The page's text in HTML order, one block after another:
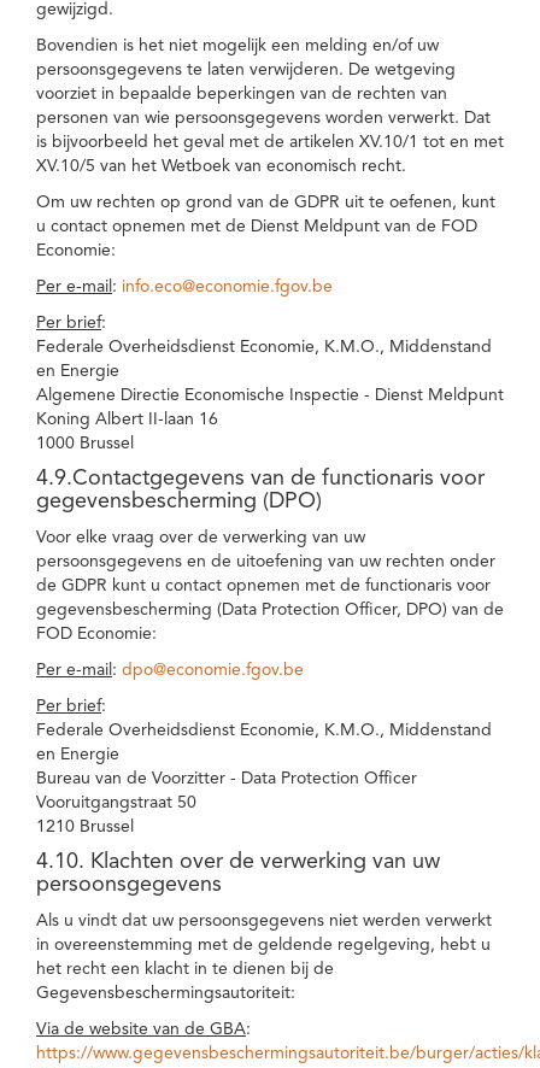
gewijzigd.
Bovendien is het niet mogelijk een melding en/of uw
persoonsgegevens te laten verwijderen. De wetgeving
voorziet in bepaalde beperkingen van de rechten van
personen van wie persoonsgegevens worden verwerkt. Dat
is bijvoorbeeld het geval met de artikelen XV.10/1 tot en met
XV.10/5 van het Wetboek van economisch recht.
Om uw rechten op grond van de GDPR uit te oefenen, kunt
u contact opnemen met de Dienst Meldpunt van de FOD
Economie:
Per e-mail : info.eco@economie.fgov.be
Per brief:
Federale Overheidsdienst Economie, K.M.O., Middenstand
en Energie
Algemene Directie Economische Inspectie - Dienst Meldpunt
Koning Albert II-laan 16
1000 Brussel
4.9.Contactgegevens van de functionaris voor
gegevensbescherming (DPO)
Voor elke vraag over de verwerking van uw
persoonsgegevens en de uitoefening van uw rechten onder
de GDPR kunt u contact opnemen met de functionaris voor
gegevensbescherming (Data Protection Officer, DPO) van de
FOD Economie:
Per e-mail : dpo@economie.fgov.be
Per brief:
Federale Overheidsdienst Economie, K.M.O., Middenstand
en Energie
Bureau van de Voorzitter - Data Protection Officer
Vooruitgangstraat 50
1210 Brussel
4.10. Klachten over de verwerking van uw
persoonsgegevens
Als u vindt dat uw persoonsgegevens niet werden verwerkt
in overeenstemming met de geldende regelgeving, hebt u
het recht een klacht in te dienen bij de
Gegevensbeschermingsautoriteit:
Via de website van de GBA:
https://www.gegevensbeschermingsautoriteit.be/burger/acties/